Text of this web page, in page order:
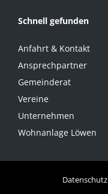
Schnell gefunden
Anfahrt & Kontakt
Ansprechpartner
Gemeinderat
Vereine
Unternehmen
Wohnanlage Löwen
Datenschutz